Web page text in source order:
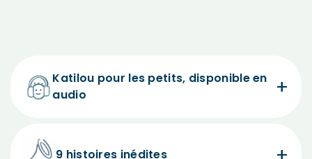
Katilou pour les petits, disponible en
audio
9 histoires inédites